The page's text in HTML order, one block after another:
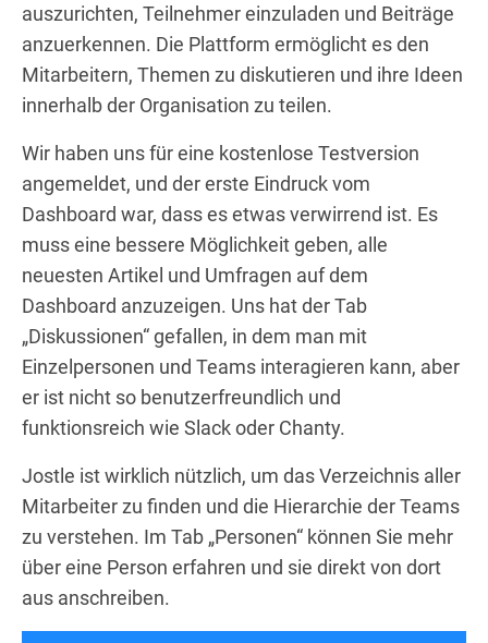
auszurichten, Teilnehmer einzuladen und Beiträge
anzuerkennen. Die Plattform ermöglicht es den
Mitarbeitern, Themen zu diskutieren und ihre Ideen
innerhalb der Organisation zu teilen.
Wir haben uns für eine kostenlose Testversion
angemeldet, und der erste Eindruck vom
Dashboard war, dass es etwas verwirrend ist. Es
muss eine bessere Möglichkeit geben, alle
neuesten Artikel und Umfragen auf dem
Dashboard anzuzeigen. Uns hat der Tab
„Diskussionen“ gefallen, in dem man mit
Einzelpersonen und Teams interagieren kann, aber
er ist nicht so benutzerfreundlich und
funktionsreich wie Slack oder Chanty.
Jostle ist wirklich nützlich, um das Verzeichnis aller
Mitarbeiter zu finden und die Hierarchie der Teams
zu verstehen. Im Tab „Personen“ können Sie mehr
über eine Person erfahren und sie direkt von dort
aus anschreiben.